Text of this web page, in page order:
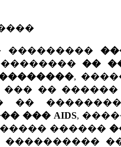
���������
��
,
��� ��
��
��� AIDS,
������
����������